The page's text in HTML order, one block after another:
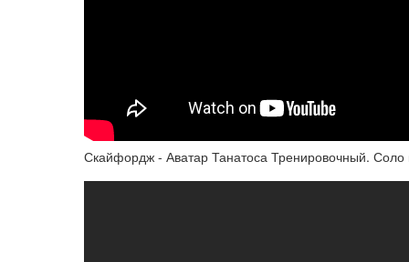
Скайфордж - Аватар Танатоса Тренировочный.